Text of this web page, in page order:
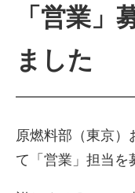
社案内
「営業」
ました
原燃料部（東京）
て「営業」担当を